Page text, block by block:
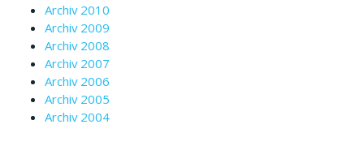
Archiv 2010
Archiv 2009
Archiv 2008
Archiv 2007
Archiv 2006
Archiv 2005
Archiv 2004